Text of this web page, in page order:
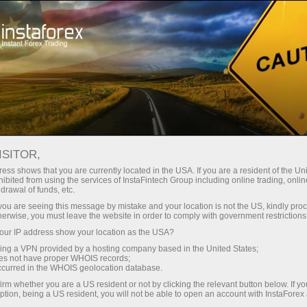
انسٹا فاریکس کے ساتھ، آپ
حاصل کرتے ہیں: 1:5000 تک کا فائدہ،
مارکیٹ میں کچھ بہترین اسپریڈز اور
کمیشنز، اور ٹریڈنگ اسٹاک اور انڈیکس
کے لیے فائدہ مند حالات۔
مختصر
30% بونس
ہر ڈیپازٹ پر
رفتار
تجارت اور ہائی ویز پر
shows that you are currently located in the USA. If you are a resident of the
from using the services of InstaFintech Group including online trading,
of funds, etc.
are seeing this message by mistake and your location is not the US, kindly
you must leave the website in order to comply with government
IP address show your location as the USA?
a VPN provided by a hosting company based in the United States;
not have proper WHOIS records;
in the WHOIS geolocation database.
whether you are a US resident or not by clicking the relevant button below. If
being a US resident, you will not be able to open an account with InstaForex